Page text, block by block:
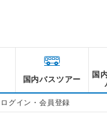
国内バスツアー
国
ログイン・会員登録